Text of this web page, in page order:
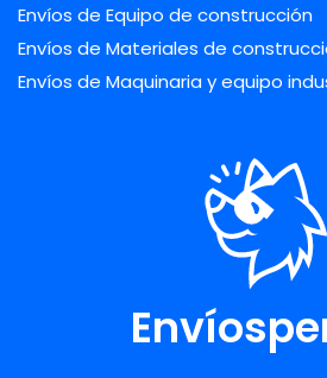
Envíos de Equipo de construcción
Envíos de Materiales de
Envíos de Maquinaria y equipo